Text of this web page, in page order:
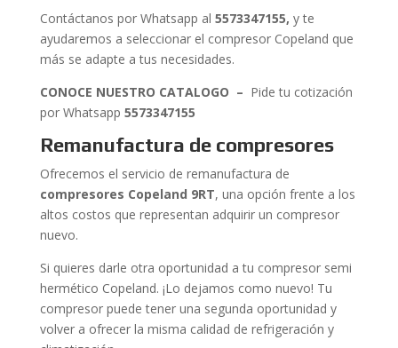
Contáctanos por Whatsapp al 5573347155, y te
ayudaremos a seleccionar el compresor Copeland que
más se adapte a tus necesidades.
CONOCE NUESTRO CATALOGO – Pide tu cotización
por Whatsapp 5573347155
Remanufactura de compresores
Ofrecemos el servicio de remanufactura de
compresores Copeland 9RT, una opción frente a los
altos costos que representan adquirir un compresor
nuevo.
Si quieres darle otra oportunidad a tu compresor semi
hermético Copeland. ¡Lo dejamos como nuevo! Tu
compresor puede tener una segunda oportunidad y
volver a ofrecer la misma calidad de refrigeración y